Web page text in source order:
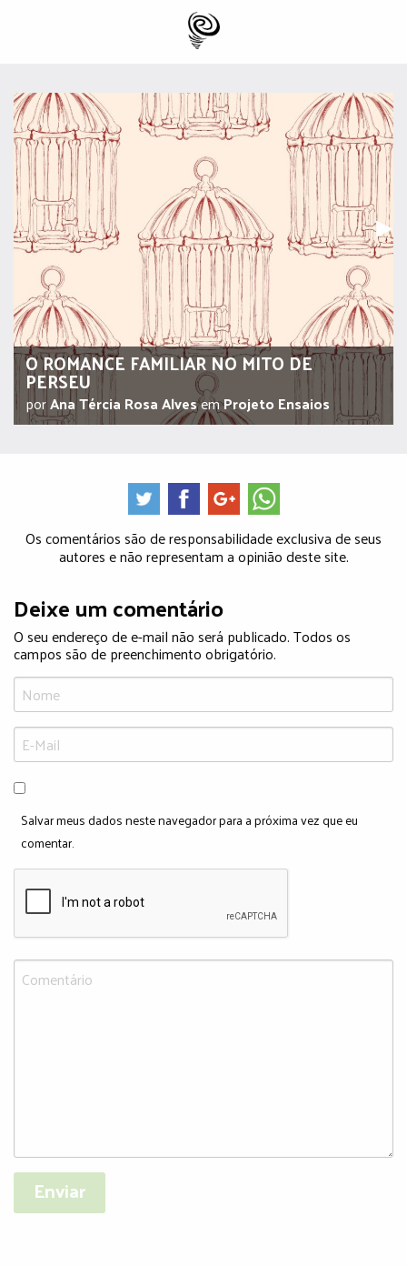
▶︎
O ROMANCE FAMILIAR NO MITO DE
PERSEU
porAna Tércia Rosa AlvesemProjeto Ensaios
Os comentários são de responsabilidade exclusiva de seus
autores e não representam a opinião deste site.
Deixe um comentário
O seu endereço de e-mail não será publicado. Todos os
campos são de preenchimento obrigatório.
Salvar meus dados neste navegador para a próxima vez que eu
comentar.